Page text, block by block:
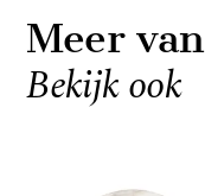
Meer
Bekijk ook